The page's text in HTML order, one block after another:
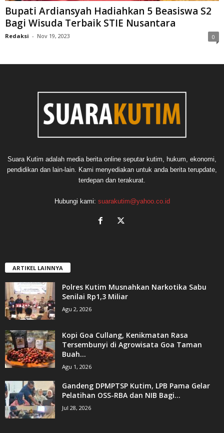
Bupati Ardiansyah Hadiahkan 5 Beasiswa S2
Bagi Wisuda Terbaik STIE Nusantara
Redaksi - Nov 19, 2023 0
Suara Kutim adalah media berita online seputar kutim, hukum, ekonomi,
pendidikan dan lain-lain. Kami menyediakan untuk anda berita terupdate,
terdepan dan terakurat.
Hubungi kami: suarakutim@yahoo.co.id
ARTIKEL LAINNYA
Polres Kutim Musnahkan Narkotika Sabu
Senilai Rp1,3 Miliar
Agu 2, 2026
Kopi Goa Cullang, Kenikmatan Rasa
Tersembunyi di Agrowisata Goa Taman
Buah...
Agu 1, 2026
Gandeng DPMPTSP Kutim, LPB Pama Gelar
Pelatihan OSS-RBA dan NIB Bagi...
Jul 28, 2026